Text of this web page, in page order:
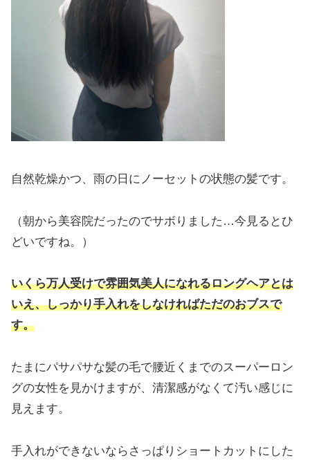
自然乾燥かつ、雨の日にノーセットの状態の髪です。
（朝から美容院だったのでサボりました…今見るとひ
どいですね。）
いくら万人受けで雰囲気美人になれるロングヘアとは
いえ、しっかり手入れをしなければただのおブスで
す。
たまにパサパサな髪の毛で腰近くまでのスーパーロン
グの女性を見かけますが、清潔感がなくて汚い感じに
見えます。
手入れができないならさっぱりショートカットにした